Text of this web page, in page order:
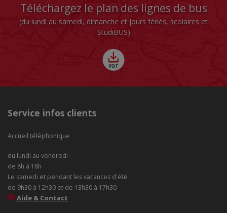
Téléchargez le plan des lignes de bus
(du lundi au samedi, dimanche et jours fériés, scolaires et
StudiBUS)
Service infos clients
Accueil téléphonique
du lundi au vendredi :
de 8h à 18h
Le samedi et pendant les vacances d'été
de 9h30 à 12h30 et de 13h30 à 17h30
Aide & Contact